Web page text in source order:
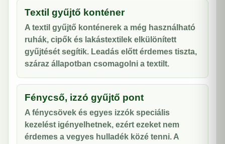
Textil gyűjtő konténer
A textil gyűjtő konténerek a még használható
ruhák, cipők és lakástextilek elkülönített
gyűjtését segítik. Leadás előtt érdemes tiszta,
száraz állapotban csomagolni a textilt.
Fénycső, izzó gyűjtő pont
A fénycsövek és egyes izzók speciális
kezelést igényelhetnek, ezért ezeket nem
érdemes a vegyes hulladék közé tenni. A